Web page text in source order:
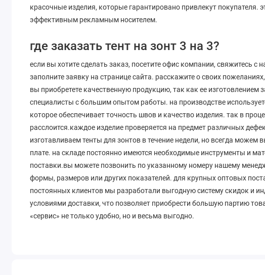
красочные изделия, которые гарантировано привлекут покупателя.
эффективным рекламным носителем.
где заказать тент на зонт 3 на 3?
если вы хотите сделать заказ, посетите офис компании, свяжитесь с
заполните заявку на странице сайта. расскажите о своих
вы приобретете качественную продукцию, так как ее
специалисты с большим опытом работы. на производстве
которое обеспечивает точность швов и качество изделия. так в
расслоится.каждое изделие проверяется на предмет различных
изготавливаем тенты для зонтов в течение недели, но всегда
плате. на складе постоянно имеются необходимые инструменты и
поставки.вы можете позвонить по указанному номеру нашему
формы, размеров или других показателей. для крупных оптовых
постоянных клиентов мы разработали выгодную систему скидок и
условиями доставки, что позволяет приобрести большую партию
«сервис» не только удобно, но и весьма выгодно.